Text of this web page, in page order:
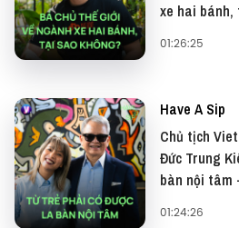
team@vietcetera.comxe hai bánh,
01:26:25
Have A Sip
Chủ tịch
Đức Trung
bàn nội tâm
01:24:26